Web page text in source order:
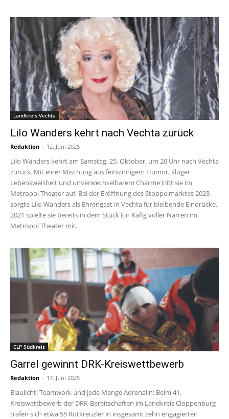
Landkreis Vechta
Lilo Wanders kehrt nach Vechta zurück
Redaktion - 12. Juni 2025
Lilo Wanders kehrt am Samstag, 25. Oktober, um 20 Uhr nach Vechta
zurück. Mit einer Mischung aus feinsinnigem Humor, kluger
Lebensweisheit und unverwechselbarem Charme tritt sie im
Metropol Theater auf. Bei der Eröffnung des Stoppelmarktes 2023
sorgte Lilo Wanders als Ehrengast in Vechta für bleibende Eindrücke.
2021 spielte sie bereits in dem Stück Ein Käfig voller Narren im
Metropol Theater mit.
CLP Südkreis
Garrel gewinnt DRK-Kreiswettbewerb
Redaktion - 17. Juni 2025
Blaulicht, Teamwork und jede Menge Adrenalin: Beim 41.
Kreiswettbewerb der DRK-Bereitschaften im Landkreis Cloppenburg
trafen sich etwa 55 Rotkreuzler in insgesamt zehn engagierten